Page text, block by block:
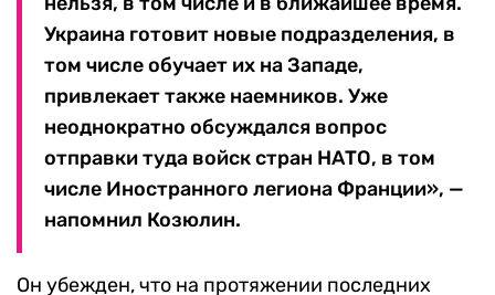
Украина готовит новые подразделения, в
том числе обучает их на Западе,
привлекает также наемников. Уже
неоднократно обсуждался вопрос
отправки туда войск стран НАТО, в том
числе Иностранного легиона Франции», —
напомнил Козюлин.
Он убежден, что на протяжении последних